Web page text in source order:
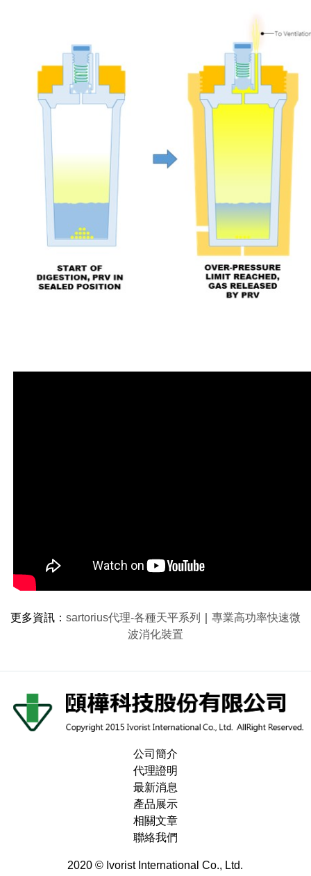
更多資訊 ： sartorius代理-各種天平系列
專業高功率快速微
波消化裝置
公司簡介
代理證明
最新消息
產品展示
相關文章
聯絡我們
2020 © Ivorist International Co., Ltd.